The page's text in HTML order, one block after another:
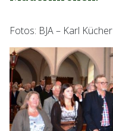
Fotos: BJA – Karl Kücher